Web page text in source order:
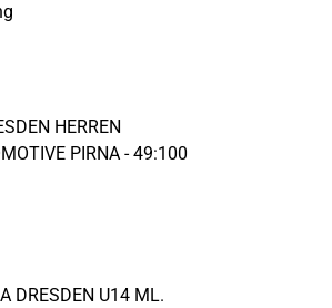
HERREN
PIRNA - 49:100
DRESDEN U14 ML.